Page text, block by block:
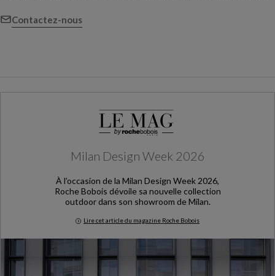
Contactez-nous
Milan Design Week 2026
À l’occasion de la Milan Design Week 2026,
Roche Bobois dévoile sa nouvelle collection
outdoor dans son showroom de Milan.
Lire cet article du magazine Roche Bobois
Milan Design Week 2026